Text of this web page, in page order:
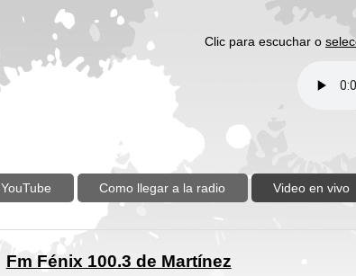
Clic para escuchar o
YouTube Como llegar a la radio
Video en vivo
Fm Fénix 100.3 de Martínez